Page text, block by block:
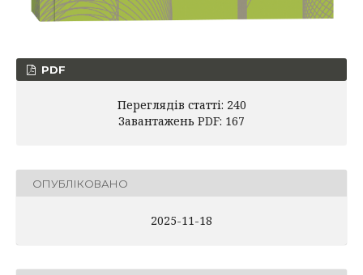
PDF
Переглядів статті: 240
Завантажень PDF: 167
ОПУБЛІКОВАНО
2025-11-18